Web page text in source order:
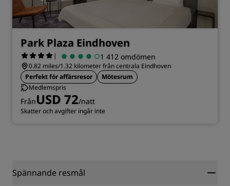
Park Plaza Eindhoven
| 1 412 omdömen
0.82 miles/1.32 kilometer från centrala Eindhoven
Perfekt för affärsresor
Mötesrum
Medlemspris
FrånUSD 72/natt
Skatter och avgifter ingår inte
Spännande resmål